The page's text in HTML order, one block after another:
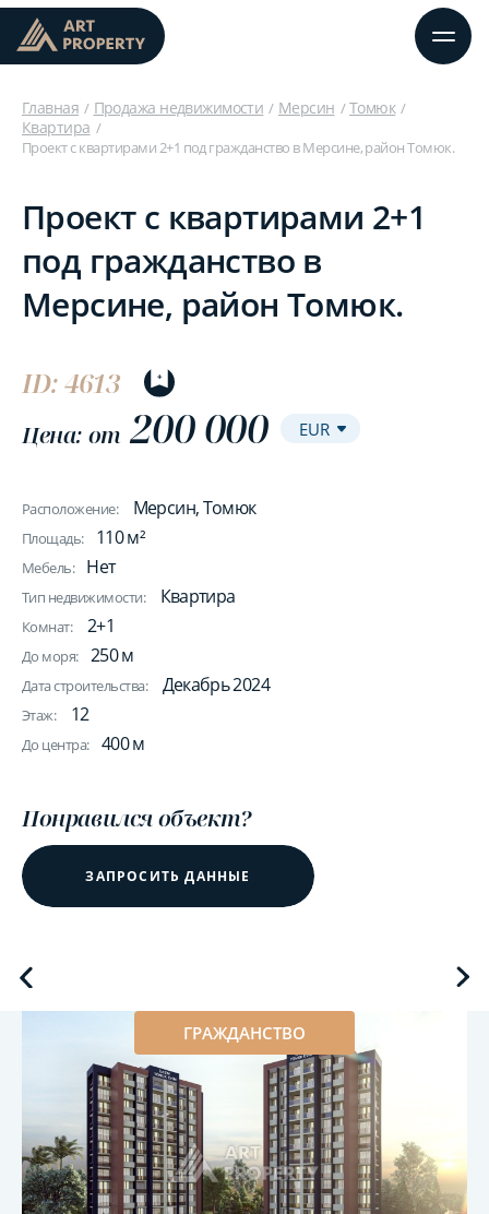
Главная Продажа недвижимости Мерсин
Томюк
Квартира
Проект с квартирами 2+1 под гражданство в Мерсине, район Томюк.
Проект с квартирами 2+1
под гражданство в
Мерсине, район Томюк.
ID: 4613
Цена: от 200 000
Расположение: Мерсин, Томюк
Площадь: 110 м²
Мебель: Нет
Тип недвижимости: Квартира
Комнат: 2+1
До моря: 250 м
Дата строительства: Декабрь 2024
Этаж: 12
До центра: 400 м
Понравился объект?
ЗАПРОСИТЬ ДАННЫЕ
ГРАЖДАНСТВО